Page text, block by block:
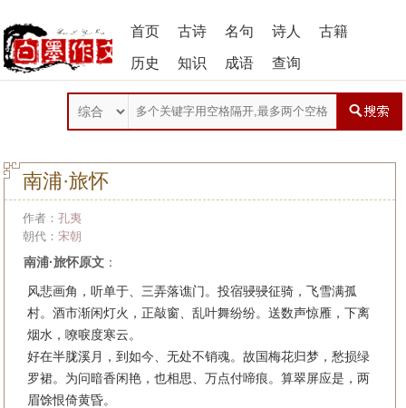
首页 古诗 名句 诗人 古籍
历史 知识 成语 查询
南浦·旅怀
作者：孔夷
朝代：宋朝
南浦·旅怀原文 ：
风悲画角，听单于、三弄落谯门。投宿骎骎征骑，飞雪满孤
村。酒市渐闲灯火，正敲窗、乱叶舞纷纷。送数声惊雁，下离
烟水，嘹唳度寒云。
好在半胧溪月，到如今、无处不销魂。故国梅花归梦，愁损绿
罗裙。为问暗香闲艳，也相思、万点付啼痕。算翠屏应是，两
眉馀恨倚黄昏。